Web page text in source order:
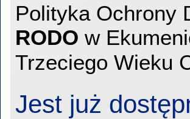
Polityka Ochrony
RODO w
Trzeciego Wieku
Jest już